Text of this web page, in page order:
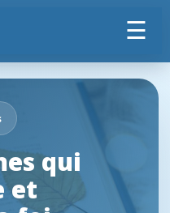
☰
qui
et